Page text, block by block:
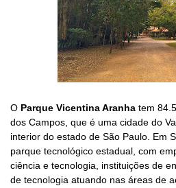
O Parque Vicentina Aranha tem
dos Campos, que é uma cidade do
interior do estado de São Paulo. Em
parque tecnológico estadual, com
ciência e tecnologia, instituições de
de tecnologia atuando nas áreas de